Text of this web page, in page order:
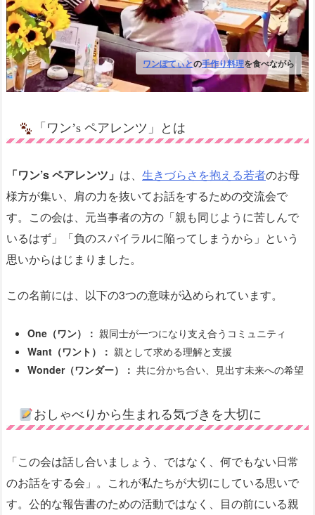
ワンぽてぃとの手作り料理を食べながら
「ワン’s ペアレンツ」とは
「ワン’s ペアレンツ」 は、 生きづらさを抱える若者のお母
様方が集い、肩の力を抜いてお話をするための交流会で
す。この会は、元当事者の方の「親も同じように苦しんで
いるはず」「負のスパイラルに陥ってしまうから」という
思いからはじまりました。
この名前には、以下の3つの意味が込められています。
One（ワン）： 親同士が一つになり支え合うコミュニティ
Want（ワント）： 親として求める理解と支援
Wonder（ワンダー）： 共に分かち合い、見出す未来への希望
おしゃべりから生まれる気づきを大切に
「この会は話し合いましょう、ではなく、何でもない日常
のお話をする会」。これが私たちが大切にしている思いで
す。公的な報告書のための活動ではなく、目の前にいる親